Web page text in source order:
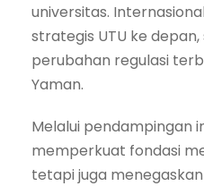
universitas.
strategis UTU ke depan,
perubahan regulasi
Yaman.
Melalui pendampingan
memperkuat fondasi
tetapi juga